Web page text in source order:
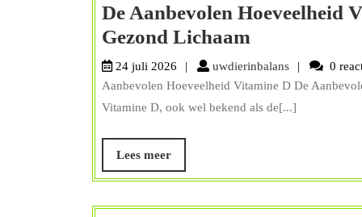
De Aanbevolen Hoeveelheid
Gezond Lichaam
Aanbevolen
Hoeveelheid
Vitamine
voor
een
24 juli 2026 uwdierinbalans
0
Aanbevolen Hoeveelheid Vitamine D De
Vitamine D, ook wel bekend als de[...]
Lees meerLees
meer